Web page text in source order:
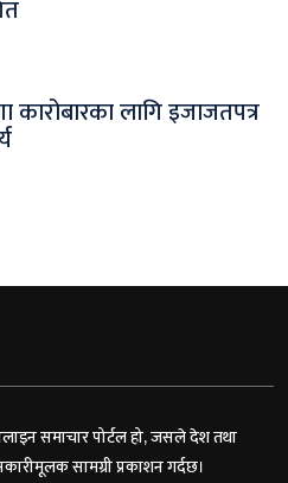
कारोबारका लागि इजाजतपत्र
समाचार पोर्टल हो, जसले देश तथा
सामग्री प्रकाशन गर्दछ।